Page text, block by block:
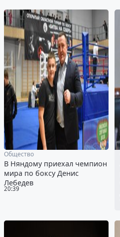
20:39
Общество
В Няндому приехал чемпион
мира по боксу Денис
Лебедев